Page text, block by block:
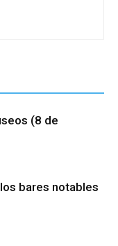
(8 de
bares notables